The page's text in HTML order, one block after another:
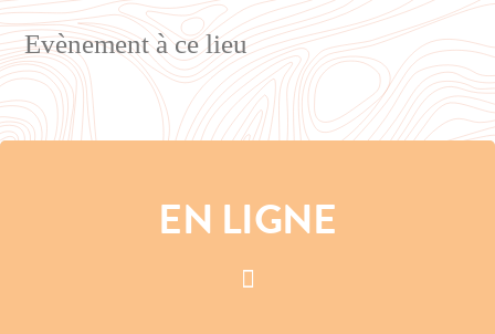
Evènement à ce lieu
EN LIGNE